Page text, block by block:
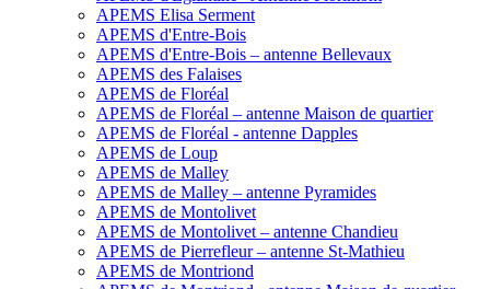
APEMS Elisa Serment
APEMS d'Entre-Bois
APEMS d'Entre-Bois – antenne Bellevaux
APEMS des Falaises
APEMS de Floréal
APEMS de Floréal – antenne Maison de quartier
APEMS de Floréal - antenne Dapples
APEMS de Loup
APEMS de Malley
APEMS de Malley – antenne Pyramides
APEMS de Montolivet
APEMS de Montolivet – antenne Chandieu
APEMS de Pierrefleur – antenne St-Mathieu
APEMS de Montriond